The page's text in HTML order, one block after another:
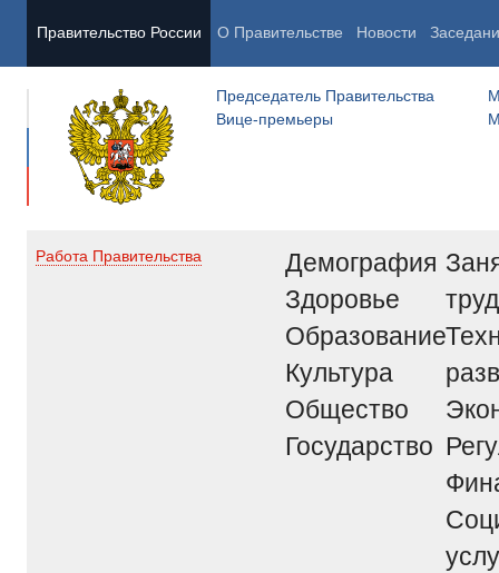
Правительство России О Правительстве Новости
Председатель Правительства
Вице-премьеры
Работа Правительства
Демография
Здоровье
Образование
Культура
Общество
Государство
труд